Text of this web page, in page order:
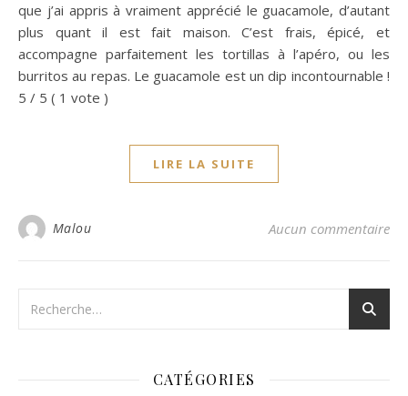
que j’ai appris à vraiment apprécié le guacamole, d’autant
plus quant il est fait maison. C’est frais, épicé, et
accompagne parfaitement les tortillas à l’apéro, ou les
burritos au repas. Le guacamole est un dip incontournable !
5 / 5 ( 1 vote )
LIRE LA SUITE
Malou Aucun commentaire
CATÉGORIES